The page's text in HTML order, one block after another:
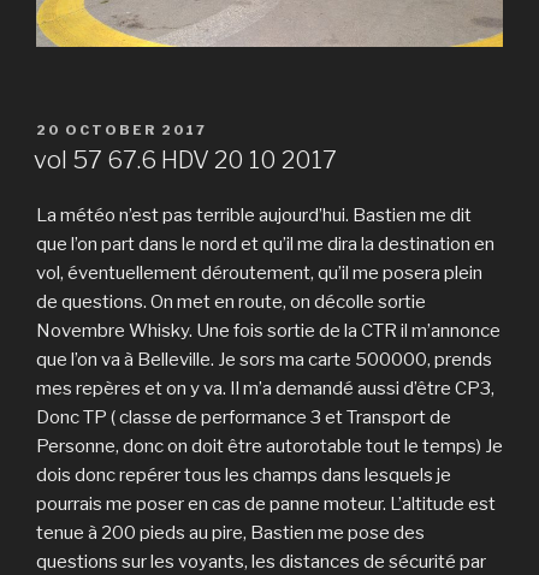
POSTED
ON
20 OCTOBER 2017
vol 57 67.6 HDV 20 10 2017
La météo n’est pas terrible aujourd’hui. Bastien me dit
que l’on part dans le nord et qu’il me dira la destination en
vol, éventuellement déroutement, qu’il me posera plein
de questions. On met en route, on décolle sortie
Novembre Whisky. Une fois sortie de la CTR il m’annonce
que l’on va à Belleville. Je sors ma carte 500000, prends
mes repères et on y va. Il m’a demandé aussi d’être CP3,
Donc TP ( classe de performance 3 et Transport de
Personne, donc on doit être autorotable tout le temps) Je
dois donc repérer tous les champs dans lesquels je
pourrais me poser en cas de panne moteur. L’altitude est
tenue à 200 pieds au pire, Bastien me pose des
questions sur les voyants, les distances de sécurité par